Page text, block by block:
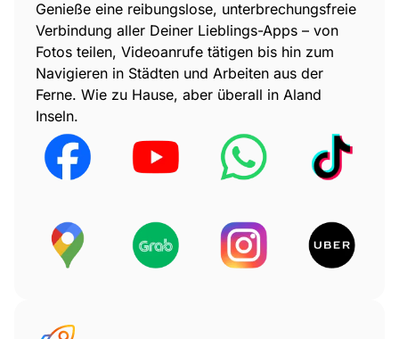
Genieße eine reibungslose, unterbrechungsfreie
Verbindung aller Deiner Lieblings-Apps – von
Fotos teilen, Videoanrufe tätigen bis hin zum
Navigieren in Städten und Arbeiten aus der
Ferne. Wie zu Hause, aber überall in Aland
Inseln.